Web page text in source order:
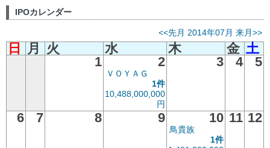
IPOカレンダー
<<先月 2014年07月 来月>>
日 月 火 水 木 金 土
1
2
ＶＯＹＡＧ
1件
10,488,000,000
円
3 4 5
6 7 8 9 10
鳥貴族
1件
11 12